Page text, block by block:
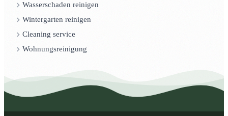
Wasserschaden reinigen
Wintergarten reinigen
Cleaning service
Wohnungsreinigung